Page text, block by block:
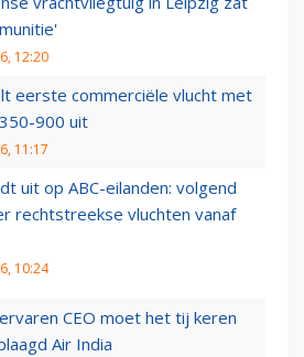
12:20
eerste commerciële vlucht met
900 uit
11:17
uit op ABC-eilanden: volgend
rechtstreekse vluchten vanaf
10:24
CEO moet het tij keren
Air India